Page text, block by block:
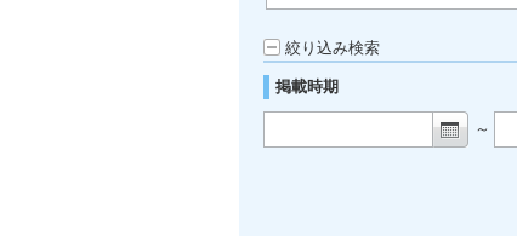
絞り込み検索
掲載時期
～